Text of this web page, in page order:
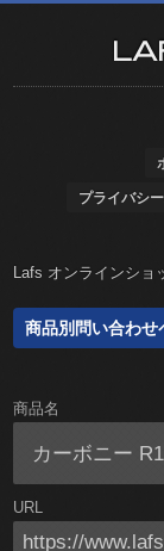
プライバシ
Lafs オンラインショ
商品別問い合わせ
商品名
URL